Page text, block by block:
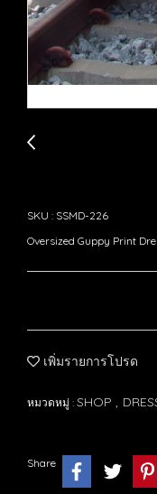
SKU : SSMD-226
Oversized Guppy Print
เพิ่มรายการโปรด
หมวดหมู่ : SHOP ,
Share